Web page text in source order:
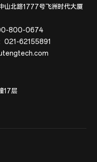
山北路1777号飞洲时代大厦
800-0674
021-62155891
17层